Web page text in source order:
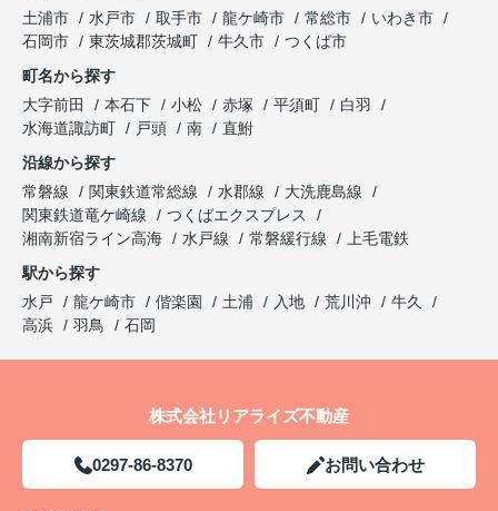
土浦市
水戸市 取手市 龍ケ崎市 常総市
いわき市
石岡市
東茨城郡茨城町 牛久市
つくば市
町名から探す
大字前田
本石下 小松 赤塚 平須町
白羽
水海道諏訪町
戸頭 南
直鮒
沿線から探す
常磐線
関東鉄道常総線 水郡線
大洗鹿島線
関東鉄道竜ケ崎線
つくばエクスプレス
湘南新宿ライン高海
水戸線 常磐緩行線
上毛電鉄
駅から探す
水戸
龍ケ崎市 偕楽園 土浦 入地 荒川沖
牛久
高浜
羽鳥 石岡
株式会社リアライズ不動産
0297-86-8370 お問い合わせ